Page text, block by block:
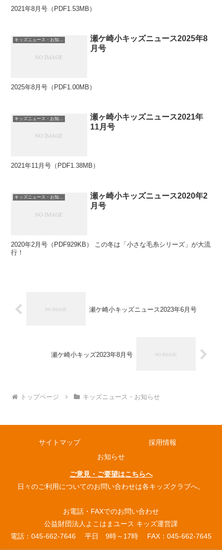
2021年8月号（PDF1.53MB）
キッズニュース・お知らせ
瀬ケ崎小キッズニュース2025年8
月号
2025年8月号（PDF1.00MB）
瀬ヶ崎小キッズニュース2021年
11月号
2021年11月号（PDF1.38MB）
キッズニュース・お知らせ
瀬ヶ崎小キッズニュース2020年2
月号
2020年2月号（PDF929KB） この冬は「小さな毛糸シリーズ」が大流
行！
瀬ケ崎小キッズニュース2023年6月号
瀬ケ崎小キッズ2023年8月号
トップページ キッズニュース・お知らせ
サイトマップ
採用情報
お知らせ
ご意見・ご要望はこちらへ
日々のご利用についてのお問い合わせは各キッズクラブへ。
お電話・FAXでのお問い合わせ
公益財団法人よこはまユース キッズ運営課
電話：045-662-7646 平日 9時～17時 FAX：045-662-7645